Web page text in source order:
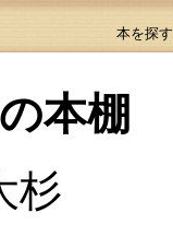
本を探す
の本棚
杉